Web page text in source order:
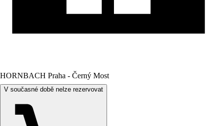
HORNBACH Praha - Černý Most
V současné době nelze rezervovat